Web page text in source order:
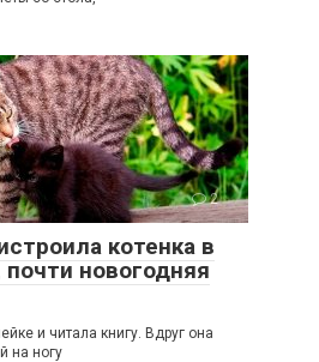
2
котенка в
новогодняя
и читала книгу. Вдруг она
на ногу